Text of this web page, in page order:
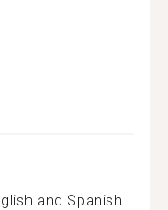
and Spanish